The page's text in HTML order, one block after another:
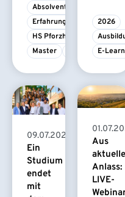
Absolvent/-in
Erfahrungsbericht
HS Pforzheim
Master
2026
E-
09.07.2026
Ein
Studium
endet
mit
Aus
Anlass:
LIVE-